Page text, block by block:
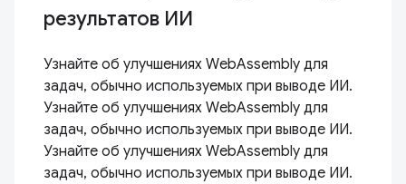
результатов ИИ
Узнайте об улучшениях WebAssembly для
задач, обычно используемых при выводе ИИ.
Узнайте об улучшениях WebAssembly для
задач, обычно используемых при выводе ИИ.
Узнайте об улучшениях WebAssembly для
задач, обычно используемых при выводе ИИ.